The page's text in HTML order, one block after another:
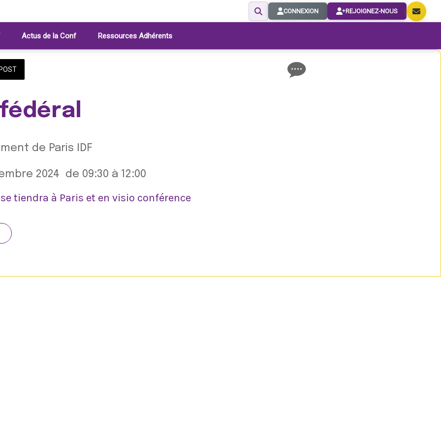
CONNEXION REJOIGNEZ-NOUS
Actus de la Conf Ressources Adhérents
POST
de Paris IDF
2024  de 09:30 à 12:00
tiendra à Paris et en visio conférence